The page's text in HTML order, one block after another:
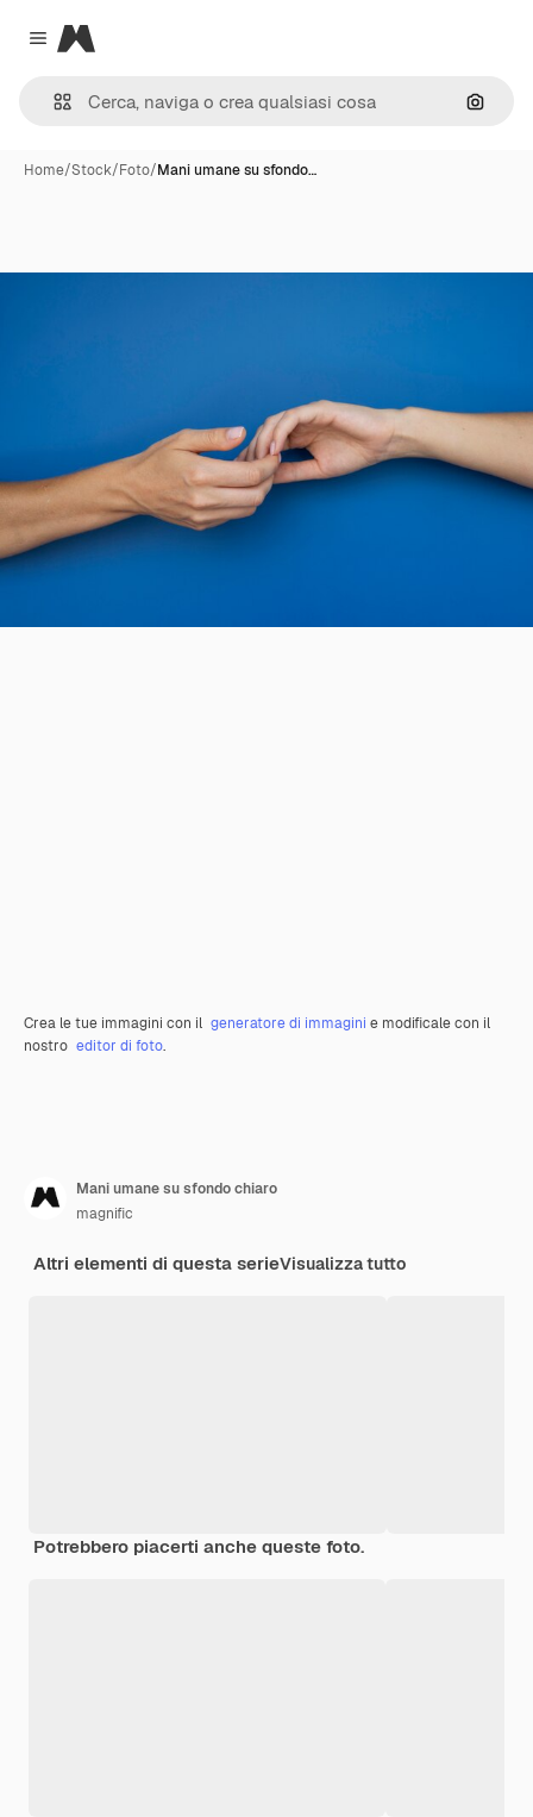
Close menu
Magnific
Cerca
Home/Stock/Foto/Mani umane su sfondo…
Crea le tue immagini con il generatore di immagini e modificale con il
nostro editor di foto.
Mani umane su sfondo chiaro
magnific
Altri elementi di questa serieVisualizza tutto
Potrebbero piacerti anche queste foto.